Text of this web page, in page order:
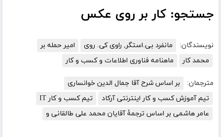
جستجو: کار بر روی عکس
نویسندگان: مانفرد بی.استگر, راوی کی. روی
امیر حمله بر
محمد کار
ماهنامه فناوری اطلاعات و کسب و کار
مترجمان:
بر اساس شرح آقا جمال الدین خوانساری
تیم آموزش کسب و کار اینترنتی آرکاد
تیم کسب و کار IT
عامر هاشمی بر اساس ترجمۀ آقایان محمد علی طالقانی و